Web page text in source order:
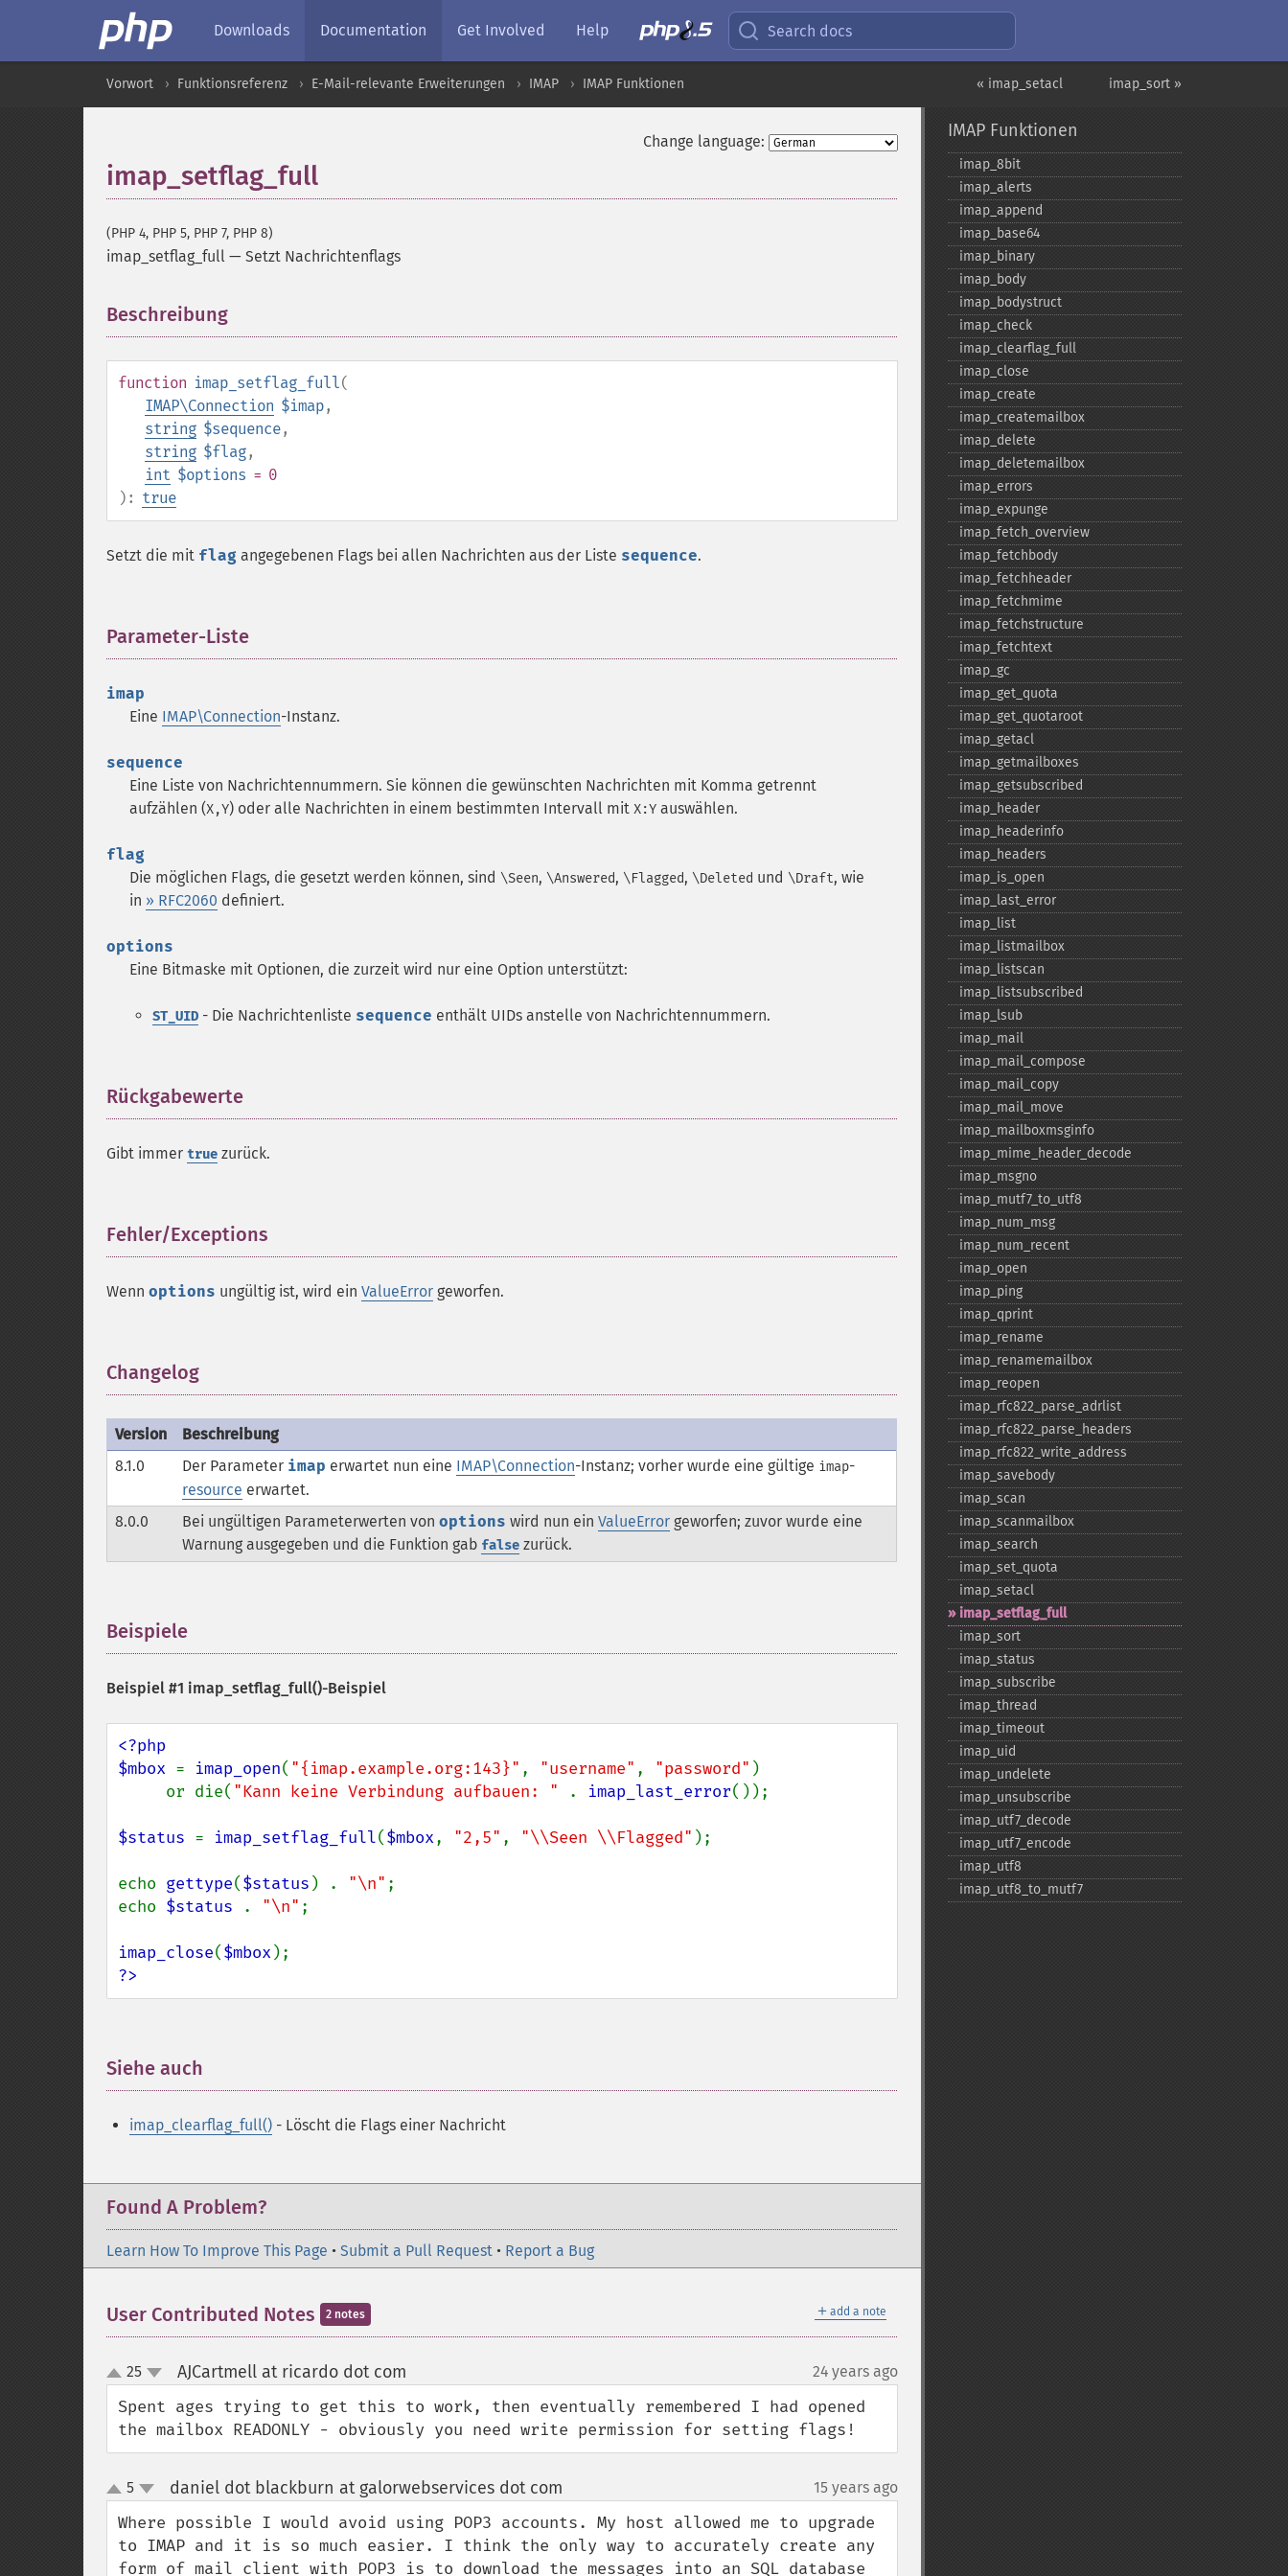
Downloads Documentation Get Involved Help Search docs
imap_sort »
« imap_setacl
Vorwort Funktionsreferenz E-Mail-relevante Erweiterungen IMAP IMAP Funktionen
Change language:
imap_setflag_full
(PHP 4, PHP 5, PHP 7, PHP 8)
imap_setflag_full — Setzt Nachrichtenflags
Beschreibung
function imap_setflag_full(
IMAP\Connection $imap,
string $sequence,
string $flag,
int $options = 0
): true
Setzt die mit flag angegebenen Flags bei allen Nachrichten aus der Liste sequence.
Parameter-Liste
imap
Eine IMAP\Connection-Instanz.
sequence
Eine Liste von Nachrichtennummern. Sie können die gewünschten Nachrichten mit Komma getrennt
aufzählen (X,Y) oder alle Nachrichten in einem bestimmten Intervall mit X:Y auswählen.
flag
Die möglichen Flags, die gesetzt werden können, sind \Seen, \Answered, \Flagged, \Deleted und \Draft, wie
in » RFC2060 definiert.
options
Eine Bitmaske mit Optionen, die zurzeit wird nur eine Option unterstützt:
ST_UID - Die Nachrichtenliste sequence enthält UIDs anstelle von Nachrichtennummern.
Rückgabewerte
Gibt immer true zurück.
Fehler/Exceptions
Wenn options ungültig ist, wird ein ValueError geworfen.
Changelog
Version
Beschreibung
8.1.0
Der Parameter imap erwartet nun eine IMAP\Connection-Instanz; vorher wurde eine gültige imap-
resource erwartet.
8.0.0
Bei ungültigen Parameterwerten von options wird nun ein ValueError geworfen; zuvor wurde eine
Warnung ausgegeben und die Funktion gab false zurück.
Beispiele
Beispiel #1 imap_setflag_full()-Beispiel
<?php
$mbox = imap_open( "{imap.example.org:143}" , "username" , "password" )
     or die(
"Kann keine Verbindung aufbauen: " . imap_last_error());
$status = imap_setflag_full($mbox, "2,5" , "\\Seen \\Flagged" );
echo gettype($status ) . "\n" ;
echo $status . "\n" ;
imap_close($mbox
?>
Siehe auch
imap_clearflag_full() - Löscht die Flags einer Nachricht
Found A Problem?
Learn How To Improve This Page • Submit a Pull Request • Report a Bug
＋ add a note
User Contributed Notes 2 notes
up
down
25 AJCartmell at ricardo dot com 24 years ago
Spent ages trying to get this to work, then eventually remembered I had opened
the mailbox READONLY - obviously you need write permission for setting flags!
up
down
5 daniel dot blackburn at galorwebservices dot com 15 years ago
Where possible I would avoid using POP3 accounts. My host allowed me to upgrade
to IMAP and it is so much easier. I think the only way to accurately create any
form of mail client with POP3 is to download the messages into an SQL database
IMAP Funktionen
imap_​8bit
imap_​alerts
imap_​append
imap_​base64
imap_​binary
imap_​body
imap_​bodystruct
imap_​check
imap_​clearflag_​full
imap_​close
imap_​create
imap_​createmailbox
imap_​delete
imap_​deletemailbox
imap_​errors
imap_​expunge
imap_​fetch_​overview
imap_​fetchbody
imap_​fetchheader
imap_​fetchmime
imap_​fetchstructure
imap_​fetchtext
imap_​gc
imap_​get_​quota
imap_​get_​quotaroot
imap_​getacl
imap_​getmailboxes
imap_​getsubscribed
imap_​header
imap_​headerinfo
imap_​headers
imap_​is_​open
imap_​last_​error
imap_​list
imap_​listmailbox
imap_​listscan
imap_​listsubscribed
imap_​lsub
imap_​mail
imap_​mail_​compose
imap_​mail_​copy
imap_​mail_​move
imap_​mailboxmsginfo
imap_​mime_​header_​decode
imap_​msgno
imap_​mutf7_​to_​utf8
imap_​num_​msg
imap_​num_​recent
imap_​open
imap_​ping
imap_​qprint
imap_​rename
imap_​renamemailbox
imap_​reopen
imap_​rfc822_​parse_​adrlist
imap_​rfc822_​parse_​headers
imap_​rfc822_​write_​address
imap_​savebody
imap_​scan
imap_​scanmailbox
imap_​search
imap_​set_​quota
imap_​setacl
imap_​setflag_​full
imap_​sort
imap_​status
imap_​subscribe
imap_​thread
imap_​timeout
imap_​uid
imap_​undelete
imap_​unsubscribe
imap_​utf7_​decode
imap_​utf7_​encode
imap_​utf8
imap_​utf8_​to_​mutf7